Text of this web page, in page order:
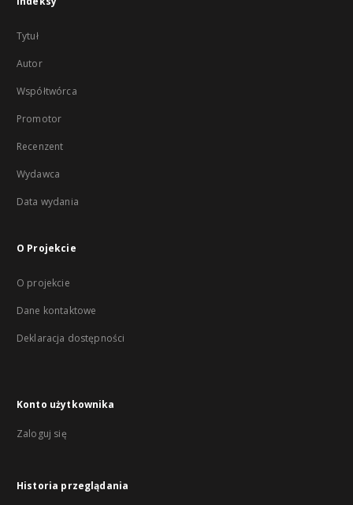
Tytuł
Autor
Współtwórca
Promotor
Recenzent
Wydawca
Data wydania
O Projekcie
O projekcie
Dane kontaktowe
Deklaracja dostępności
Konto użytkownika
Zaloguj się
Historia przeglądania